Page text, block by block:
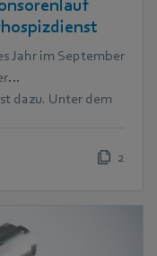
Jahr im September
dazu. Unter dem
Summe von 5.450
Hall e.V. (Aki)
2